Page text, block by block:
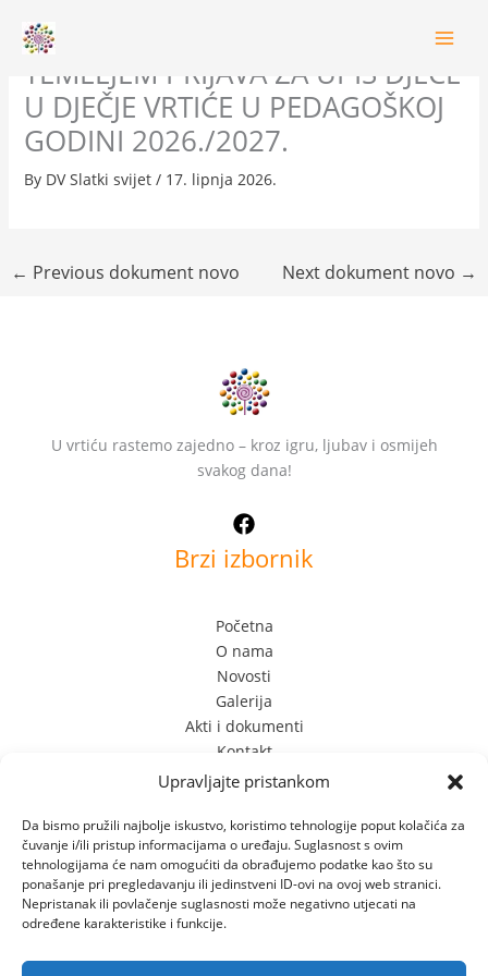
Upravljajte pristankom
Da bismo pružili najbolje iskustvo, koristimo tehnologije poput kolačića za
čuvanje i/ili pristup informacijama o uređaju. Suglasnost s ovim
tehnologijama će nam omogućiti da obrađujemo podatke kao što su
ponašanje pri pregledavanju ili jedinstveni ID-ovi na ovoj web stranici.
Nepristanak ili povlačenje suglasnosti može negativno utjecati na
određene karakteristike i funkcije.
content
REZULTATI BODOVANJA
TEMELJEM PRIJAVA ZA UPIS DJECE
U DJEČJE VRTIĆE U PEDAGOŠKOJ
GODINI 2026./2027.
By DV Slatki svijet / 17. lipnja 2026.
← Previous dokument novo Next dokument novo →
U vrtiću rastemo zajedno – kroz igru, ljubav i osmijeh
svakog dana!
Brzi izbornik
Početna
O nama
Novosti
Galerija
Akti i dokumenti
Kontakt
Kontakt Info
Limska 3
52100 Pula, Hrvatska
+385 (0) 98 701 349 +385 (0) 52 556 610
dvslatkisvijet@gmail.com